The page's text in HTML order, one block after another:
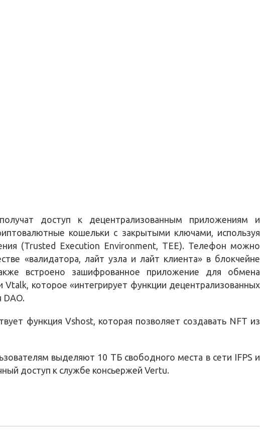
доступ к децентрализованным приложениям и
кошельки с закрытыми ключами, используя
(Trusted Execution Environment, TEE). Телефон можно
«валидатора, лайт узла и лайт клиента» в блокчейне
встроено зашифрованное приложение для обмена
которое «интегрирует функции децентрализованных
DAO.
функция Vshost, которая позволяет создавать NFT из
выделяют 10 ТБ свободного места в сети IFPS и
доступ к службе консьержей Vertu.